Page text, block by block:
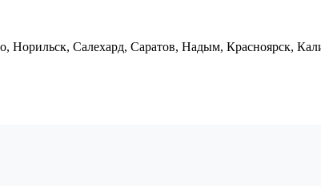
Салехард, Саратов, Надым, Красноярск,